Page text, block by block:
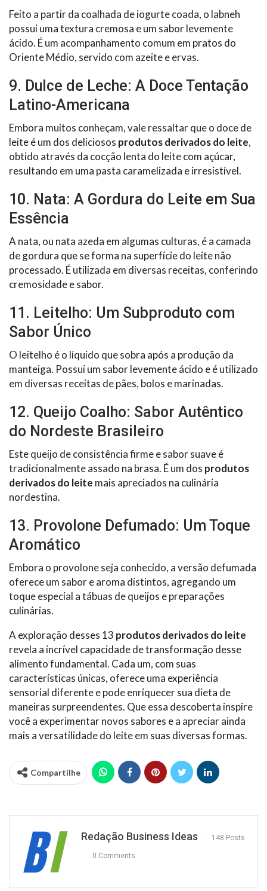
Feito a partir da coalhada de iogurte coada, o labneh
possui uma textura cremosa e um sabor levemente
ácido. É um acompanhamento comum em pratos do
Oriente Médio, servido com azeite e ervas.
9. Dulce de Leche: A Doce Tentação
Latino-Americana
Embora muitos conheçam, vale ressaltar que o doce de
leite é um dos deliciosos produtos derivados do leite,
obtido através da cocção lenta do leite com açúcar,
resultando em uma pasta caramelizada e irresistível.
10. Nata: A Gordura do Leite em Sua
Essência
A nata, ou nata azeda em algumas culturas, é a camada
de gordura que se forma na superfície do leite não
processado. É utilizada em diversas receitas, conferindo
cremosidade e sabor.
11. Leitelho: Um Subproduto com
Sabor Único
O leitelho é o líquido que sobra após a produção da
manteiga. Possui um sabor levemente ácido e é utilizado
em diversas receitas de pães, bolos e marinadas.
12. Queijo Coalho: Sabor Autêntico
do Nordeste Brasileiro
Este queijo de consistência firme e sabor suave é
tradicionalmente assado na brasa. É um dos produtos
derivados do leite mais apreciados na culinária
nordestina.
13. Provolone Defumado: Um Toque
Aromático
Embora o provolone seja conhecido, a versão defumada
oferece um sabor e aroma distintos, agregando um
toque especial a tábuas de queijos e preparações
culinárias.
A exploração desses 13 produtos derivados do leite
revela a incrível capacidade de transformação desse
alimento fundamental. Cada um, com suas
características únicas, oferece uma experiência
sensorial diferente e pode enriquecer sua dieta de
maneiras surpreendentes. Que essa descoberta inspire
você a experimentar novos sabores e a apreciar ainda
mais a versatilidade do leite em suas diversas formas.
Compartilhe
Redação Business Ideas 148 Posts
0 Comments